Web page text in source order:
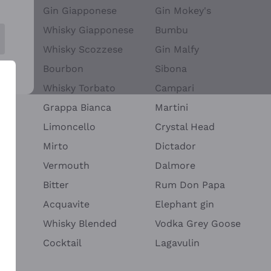
Gin Giapponese
Whisky Giapponese
Whisky Scozzese
Bourbon
Whisky Torbato
Grappa Bianca
Limoncello
Mirto
Vermouth
Bitter
Acquavite
Whisky Blended
Cocktail
Gin Mokey's
Bumbu
Gin Malfy
Sibona
Campari
Martini
Crystal Head
Dictador
Dalmore
Rum Don Papa
Elephant gin
Vodka Grey Goose
Lagavulin